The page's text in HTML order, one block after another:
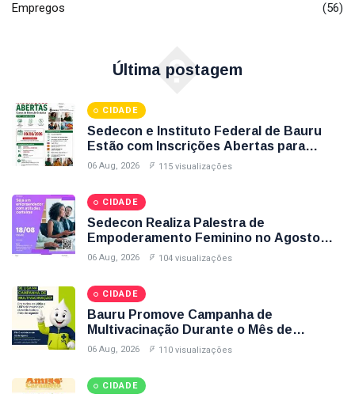
Empregos (56)
Última postagem
�
CIDADE
Sedecon e Instituto Federal de Bauru
Estão com Inscrições Abertas para
Cursos Gratuitos de Informática e
06 Aug, 2026 115 visualizações
CIDADE
Sedecon Realiza Palestra de
Empoderamento Feminino no Agosto
Lilás com Inscrições Até Sexta-Feira (7);
06 Aug, 2026 104 visualizações
CIDADE
Bauru Promove Campanha de
Multivacinação Durante o Mês de
Agosto; Veja Postos, Horários e Vacinas
06 Aug, 2026 110 visualizações
CIDADE